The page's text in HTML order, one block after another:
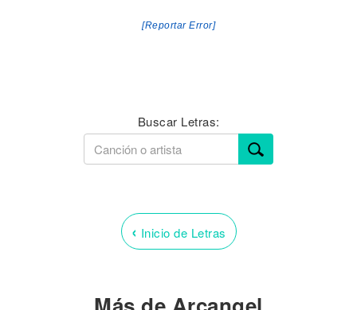
[Reportar Error]
Buscar Letras:
‹ Inicio de Letras